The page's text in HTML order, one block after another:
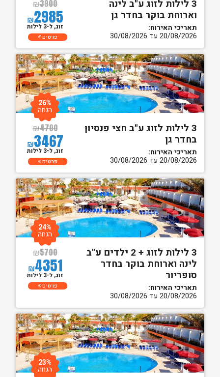
3 לילות לזוג ע"ב לינה
וארוחת בוקר בחדר גן
תאריכי האירוח:
20/08/2026 עד 30/08/2026
₪3900
₪2985
זוג, ל-3 לילות
פרטים
3 לילות לזוג ע"ב חצי פנסיון
בחדר גן
תאריכי האירוח:
20/08/2026 עד 30/08/2026
₪4700
₪3467
26%
הנחה
זוג, ל-3 לילות
פרטים
3 לילות לזוג + 2 ילדים ע"ב
לינה וארוחת בוקר בחדר
סופריור
תאריכי האירוח:
20/08/2026 עד 30/08/2026
₪5700
₪4351
24%
הנחה
זוג, ל-3 לילות
פרטים
23%
הנחה